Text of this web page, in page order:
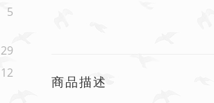
5
29
12
商品描述